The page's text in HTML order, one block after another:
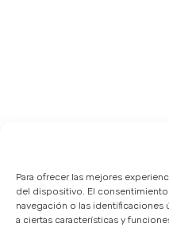
Para ofrecer las mejores
del dispositivo. El
navegación o las identificaciones
a ciertas características y